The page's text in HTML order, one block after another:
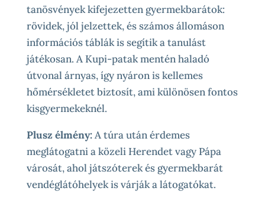
tanösvények kifejezetten gyermekbarátok:
rövidek, jól jelzettek, és számos állomáson
információs táblák is segítik a tanulást
játékosan. A Kupi-patak mentén haladó
útvonal árnyas, így nyáron is kellemes
hőmérsékletet biztosít, ami különösen fontos
kisgyermekeknél.
Plusz élmény:A túra után érdemes
meglátogatni a közeli Herendet vagy Pápa
városát, ahol játszóterek és gyermekbarát
vendéglátóhelyek is várják a látogatókat.